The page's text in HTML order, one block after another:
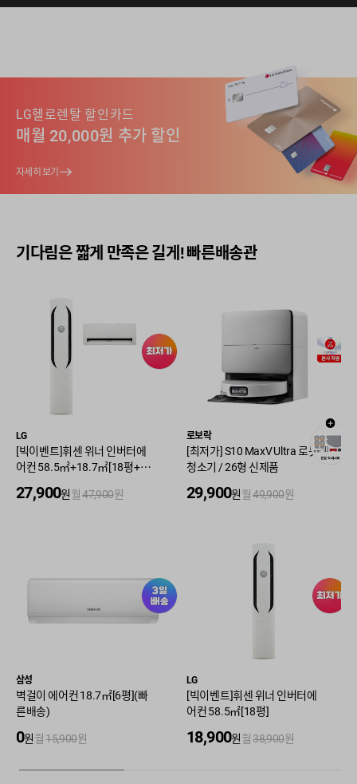
LG헬로렌탈 할인카드
매월 20,000원 추가 할인
자세히 보기
기다림은 짧게 만족은 길게! 빠른배송관
LG
[빅이벤트]휘센 위너 인버터에
어컨 58.5㎡+18.7㎡[18평+6
27,900원월 47,900원
로보락
[최저가] S10 MaxV Ultra 로봇
청소기 / 26형 신제품
29,900원월 49,900원
삼성
벽걸이 에어컨 18.7㎡[6평](빠
른배송)
0원월 15,900원
LG
[빅이벤트]휘센 위너 인버터에
어컨 58.5㎡[18평]
18,900원월 38,900원